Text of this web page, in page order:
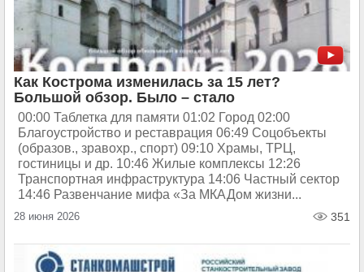
Как Кострома изменилась за 15 лет?
Большой обзор. Было – стало
00:00 Таблетка для памяти 01:02 Город 02:00
Благоустройство и реставрация 06:49 Соцобъекты
(образов., зравохр., спорт) 09:10 Храмы, ТРЦ,
гостиницы и др. 10:46 Жилые комплексы 12:26
Транспортная инфраструктура 14:06 Частный сектор
14:46 Развенчание мифа «За МКАДом жизни...
28 июня 2026 351